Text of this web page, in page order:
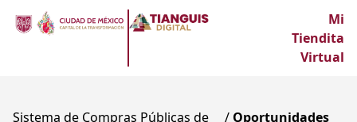
Mi
Tiendita
Virtual
Sistema de Compras Públicas de
/ Oportunidades